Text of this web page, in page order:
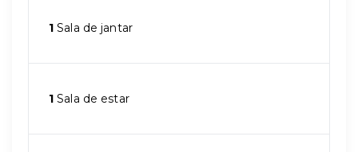
1 Sala de jantar
1 Sala de estar